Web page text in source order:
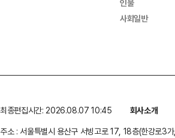
인물
사회일반
최종편집시간: 2026.08.07 10:45 회사소개
주소 : 서울특별시 용산구 서빙고로 17, 18층(한강로3